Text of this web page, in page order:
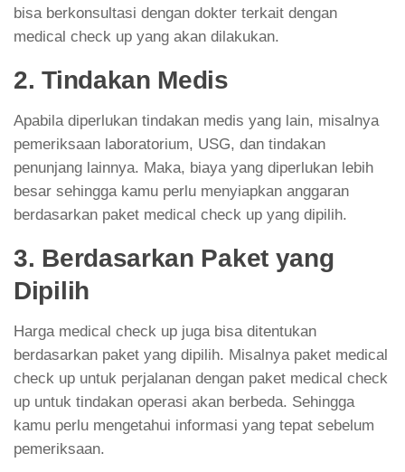
bisa berkonsultasi dengan dokter terkait dengan
medical check up yang akan dilakukan.
2. Tindakan Medis
Apabila diperlukan tindakan medis yang lain, misalnya
pemeriksaan laboratorium, USG, dan tindakan
penunjang lainnya. Maka, biaya yang diperlukan lebih
besar sehingga kamu perlu menyiapkan anggaran
berdasarkan paket medical check up yang dipilih.
3. Berdasarkan Paket yang
Dipilih
Harga medical check up juga bisa ditentukan
berdasarkan paket yang dipilih. Misalnya paket medical
check up untuk perjalanan dengan paket medical check
up untuk tindakan operasi akan berbeda. Sehingga
kamu perlu mengetahui informasi yang tepat sebelum
pemeriksaan.